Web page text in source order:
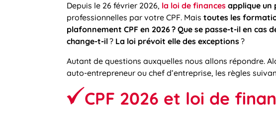
Depuis le 26 février 2026, la loi de finances applique un
professionnelles par votre CPF. Maistoutes les
plafonnement CPF en 2026 ? Que se passe-t-il en cas
change-t-il ? La loi prévoit elle des exceptions ?
Autant de questions auxquelles nous allons répondre.
auto-entrepreneur ou chef d’entreprise, les règles
CPF 2026 et loi de